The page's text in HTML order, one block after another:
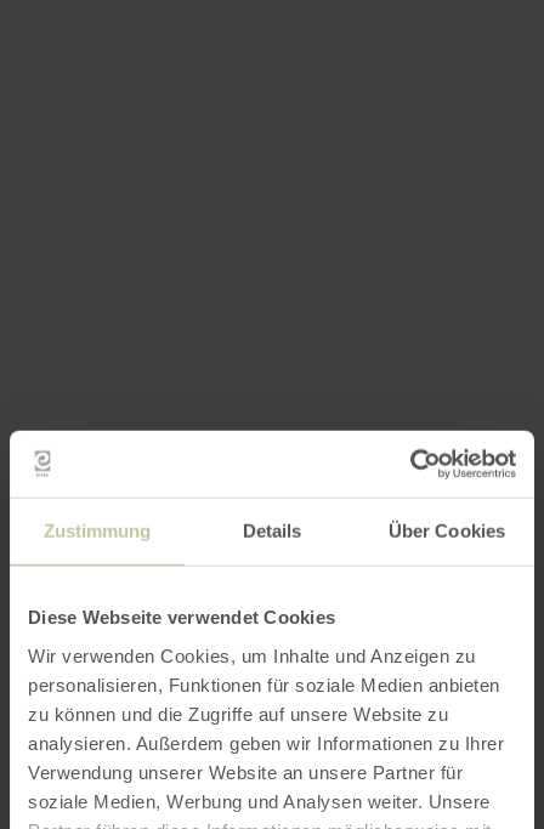
Zustimmung Details Über Cookies
Diese Webseite verwendet Cookies
Wir verwenden Cookies, um Inhalte und Anzeigen zu
personalisieren, Funktionen für soziale Medien anbieten
zu können und die Zugriffe auf unsere Website zu
analysieren. Außerdem geben wir Informationen zu Ihrer
Verwendung unserer Website an unsere Partner für
soziale Medien, Werbung und Analysen weiter. Unsere